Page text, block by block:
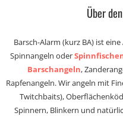
Über
Barsch-Alarm (kurz BA) ist
Spinnangeln oder
Barschangeln,
Rapfenangeln. Wir angeln mit
Twitchbaits),
Spinnern, Blinkern und